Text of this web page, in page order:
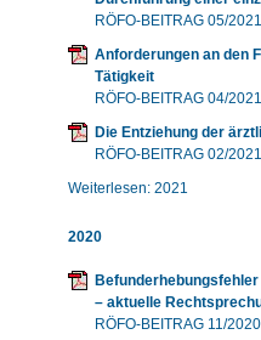
RÖFO-BEITRAG 05/2021
Anforderungen an den
Tätigkeit
RÖFO-BEITRAG 04/2021
Die Entziehung der
RÖFO-BEITRAG 02/2021
Weiterlesen: 2021
2020
– aktuelle
RÖFO-BEITRAG 11/2020